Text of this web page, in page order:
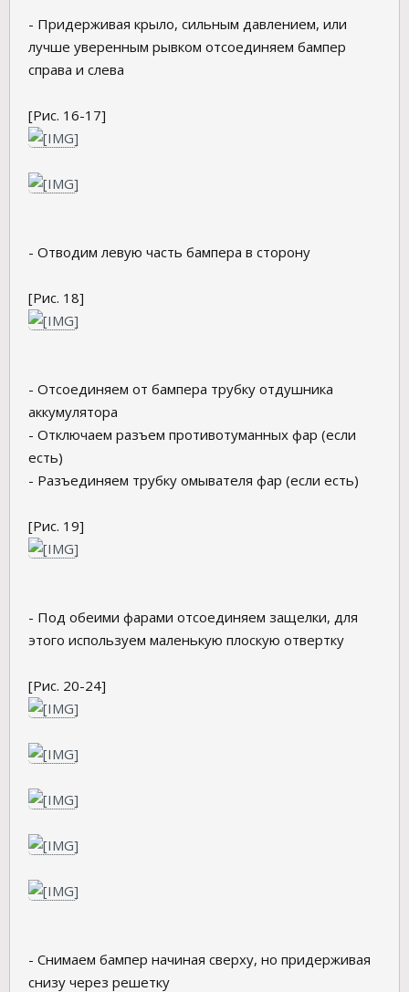
- Придерживая крыло, сильным давлением, или
лучше уверенным рывком отсоединяем бампер
справа и слева
[Рис. 16-17]
- Отводим левую часть бампера в сторону
[Рис. 18]
- Отсоединяем от бампера трубку отдушника
аккумулятора
- Отключаем разъем противотуманных фар (если
есть)
- Разъединяем трубку омывателя фар (если есть)
[Рис. 19]
- Под обеими фарами отсоединяем защелки, для
этого используем маленькую плоскую отвертку
[Рис. 20-24]
- Снимаем бампер начиная сверху, но придерживая
снизу через решетку